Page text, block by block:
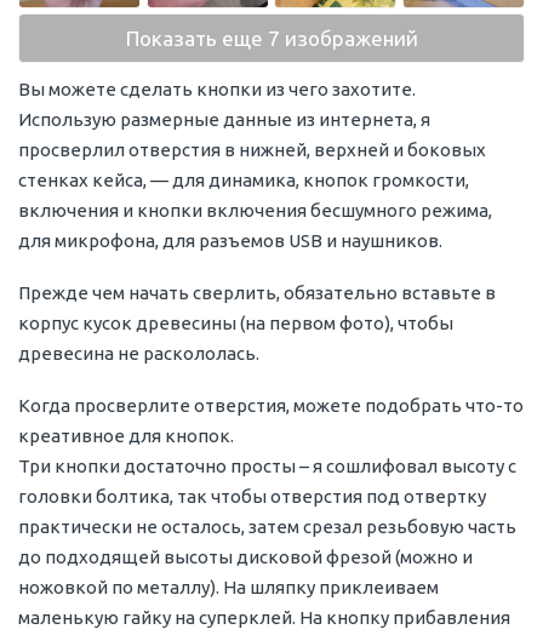
Показать еще 7 изображений
Вы можете сделать кнопки из чего захотите.
Использую размерные данные из интернета, я
просверлил отверстия в нижней, верхней и боковых
стенках кейса, — для динамика, кнопок громкости,
включения и кнопки включения бесшумного режима,
для микрофона, для разъемов USB и наушников.
Прежде чем начать сверлить, обязательно вставьте в
корпус кусок древесины (на первом фото), чтобы
древесина не раскололась.
Когда просверлите отверстия, можете подобрать что-то
креативное для кнопок.
Три кнопки достаточно просты – я сошлифовал высоту с
головки болтика, так чтобы отверстия под отвертку
практически не осталось, затем срезал резьбовую часть
до подходящей высоты дисковой фрезой (можно и
ножовкой по металлу). На шляпку приклеиваем
маленькую гайку на суперклей. На кнопку прибавления